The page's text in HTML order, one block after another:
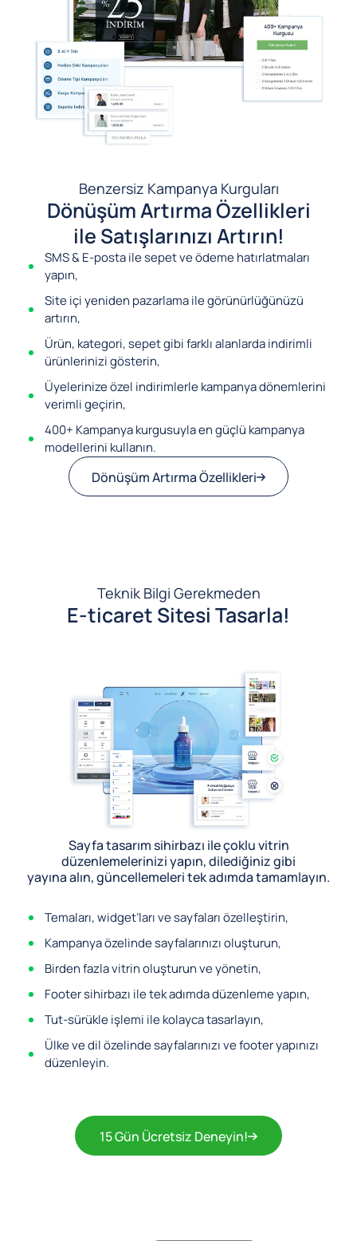
Benzersiz Kampanya Kurguları
Dönüşüm Artırma Özellikleri
ile Satışlarınızı Artırın!
SMS & E-posta ile sepet ve ödeme hatırlatmaları
yapın,
Site içi yeniden pazarlama ile görünürlüğünüzü
artırın,
Ürün, kategori, sepet gibi farklı alanlarda indirimli
ürünlerinizi gösterin,
Üyelerinize özel indirimlerle kampanya dönemlerini
verimli geçirin,
400+ Kampanya kurgusuyla en güçlü kampanya
modellerini kullanın.
Dönüşüm Artırma Özellikleri
Teknik Bilgi Gerekmeden
E-ticaret Sitesi Tasarla!
Sayfa tasarım sihirbazı ile çoklu vitrin
düzenlemelerinizi yapın, dilediğiniz gibi
yayına alın, güncellemeleri tek adımda tamamlayın.
Temaları, widget’ları ve sayfaları özelleştirin,
Kampanya özelinde sayfalarınızı oluşturun,
Birden fazla vitrin oluşturun ve yönetin,
Footer sihirbazı ile tek adımda düzenleme yapın,
Tut-sürükle işlemi ile kolayca tasarlayın,
Ülke ve dil özelinde sayfalarınızı ve footer yapınızı
düzenleyin.
15 Gün Ücretsiz Deneyin!